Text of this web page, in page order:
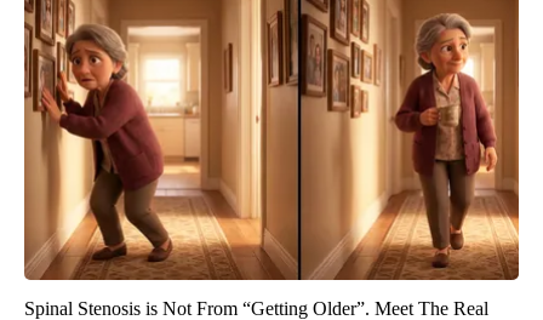
Spinal Stenosis is Not From “Getting Older”. Meet The Real